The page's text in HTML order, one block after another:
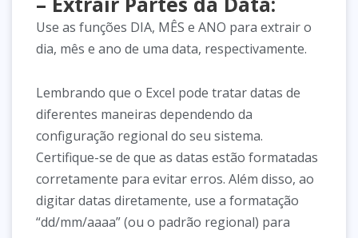
Use as funções DIA, MÊS e ANO para extrair o
dia, mês e ano de uma data, respectivamente.
Lembrando que o Excel pode tratar datas de
diferentes maneiras dependendo da
configuração regional do seu sistema.
Certifique-se de que as datas estão formatadas
corretamente para evitar erros. Além disso, ao
digitar datas diretamente, use a formatação
“dd/mm/aaaa” (ou o padrão regional) para